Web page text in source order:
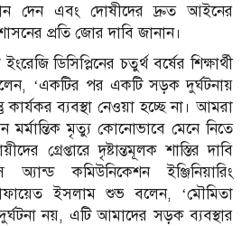
দেন এবং দোষীদের দ্রুত আইনের
প্রতি জোর দাবি জানান।
ডিসিপ্লিনের চতুর্থ বর্ষের শিক্ষার্থী
‘একটির পর একটি সড়ক দুর্ঘটনায়
কার্যকর ব্যবস্থা নেওয়া হচ্ছে না। আমরা
মৃত্যু কোনোভাবে মেনে নিতে
গ্রেপ্তারে দৃষ্টান্তমূলক শাস্তির দাবি
অ্যান্ড কমিউনিকেশন ইঞ্জিনিয়ারিং
সাফায়েত ইসলাম শুভ বলেন, ‘মৌমিতা
নয়, এটি আমাদের সড়ক ব্যবস্থার